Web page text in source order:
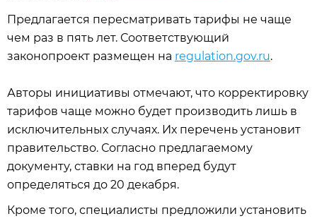
Предлагается пересматривать тарифы не чаще
чем раз в пять лет. Соответствующий
законопроект размещен на regulation.gov.ru.
Авторы инициативы отмечают, что корректировку
тарифов чаще можно будет производить лишь в
исключительных случаях. Их перечень установит
правительство. Согласно предлагаемому
документу, ставки на год вперед будут
определяться до 20 декабря.
Кроме того, специалисты предложили установить